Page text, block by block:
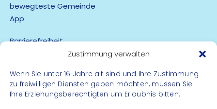
Zustimmung verwalten
Wenn Sie unter 16 Jahre alt sind und Ihre Zustimmung
zu freiwilligen Diensten geben möchten, müssen Sie
Ihre Erziehungsberechtigten um Erlaubnis bitten.
bewegteste Gemeinde
App
Barrierefreiheit
Kontakt